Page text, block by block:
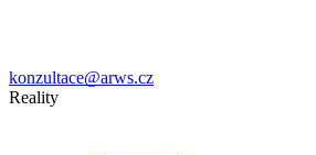
konzultace@arws.cz
Reality